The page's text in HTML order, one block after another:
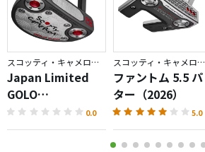
スコッティ・キャメロン／GOLO
Japan Limited
GOLO
6.2R（2026）パタ
ー
0.0
スコッティ・キャメロン／PHANTOM
ファントム 5.5 パ
ター（2026）
5.0